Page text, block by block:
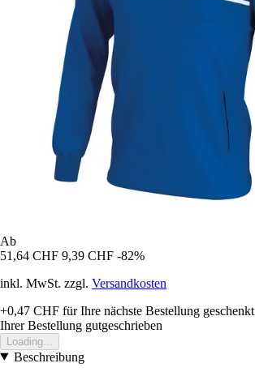
Ab
51,64 CHF 9,39 CHF -82%
inkl. MwSt. zzgl. Versandkosten
+0,47 CHF für Ihre nächste Bestellung geschenkt
Ihrer Bestellung gutgeschrieben
Loading...
Beschreibung